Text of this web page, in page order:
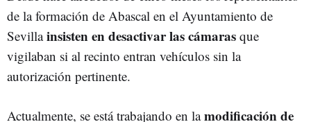
de la formación de Abascal en el Ayuntamiento de
Sevillainsisten en desactivar las cámaras que
vigilaban si al recinto entran vehículos sin la
autorización pertinente.
Actualmente, se está trabajando en lamodificación de